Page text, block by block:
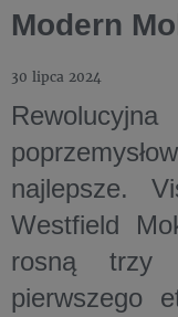
Modern
30 lipca 2024
najlepsze.
Westfield
rosną trzy
pierwszego